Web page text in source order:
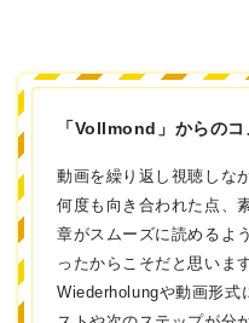
「Vollmond」からのコ
動画を繰り返し視聴しな
何度も向き合われた点、
章がスムーズに読めるよ
ったからこそだと思います
Wiederholungや動画形式